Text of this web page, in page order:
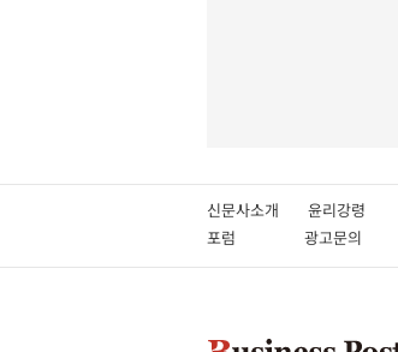
신문사소개 윤리강령
포럼
광고문의